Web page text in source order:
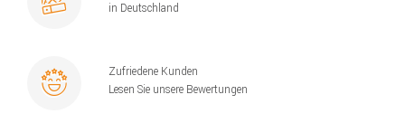
in Deutschland
Zufriedene Kunden
Lesen Sie unsere Bewertungen